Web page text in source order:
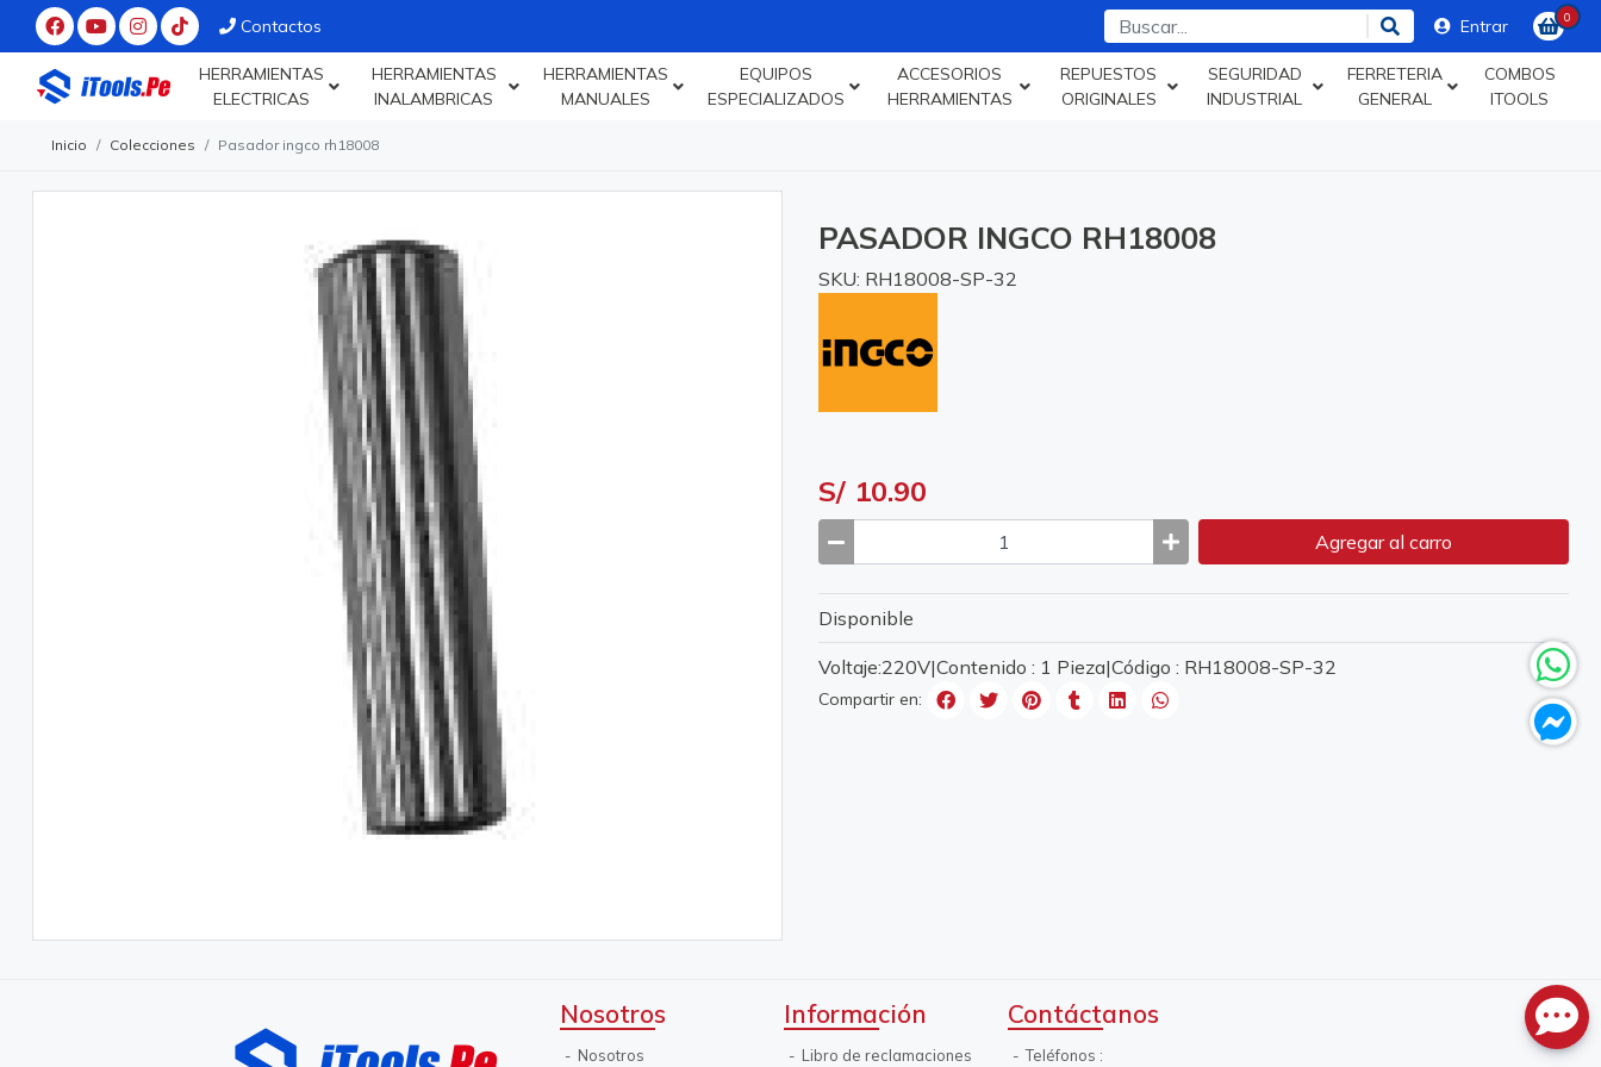
Contactos Entrar 0
HERRAMIENTAS
ELECTRICAS
HERRAMIENTAS
INALAMBRICAS
HERRAMIENTAS
MANUALES
EQUIPOS
ESPECIALIZADOS
ACCESORIOS
HERRAMIENTAS
REPUESTOS
ORIGINALES
SEGURIDAD
INDUSTRIAL
FERRETERIA
GENERAL
COMBOS
ITOOLS
Inicio Colecciones Pasador ingco rh18008
PASADOR INGCO RH18008
SKU: RH18008-SP-32
S/ 10.90
Agregaral carro
Disponible
Voltaje:220V|Contenido : 1 Pieza|Código : RH18008-SP-32
Compartir en:
Nosotros
Nosotros
Información
Libro de reclamaciones
Contáctanos
Teléfonos